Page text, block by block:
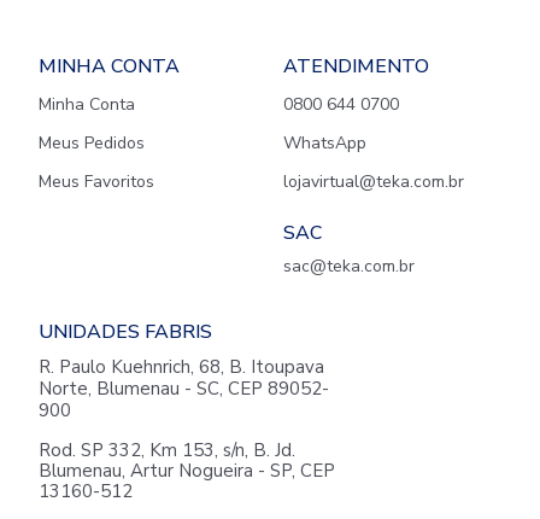
MINHA CONTA
Minha Conta
Meus Pedidos
Meus Favoritos
ATENDIMENTO
0800 644 0700
WhatsApp
lojavirtual@teka.com.br
SAC
sac@teka.com.br
UNIDADES FABRIS
R. Paulo Kuehnrich, 68, B. Itoupava
Norte, Blumenau - SC, CEP 89052-
900
Rod. SP 332, Km 153, s/n, B. Jd.
Blumenau, Artur Nogueira - SP, CEP
13160-512